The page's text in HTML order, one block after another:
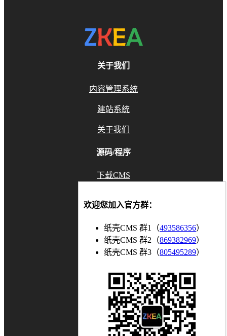
欢迎您加入官方群：
纸壳CMS 群1（493586356）
纸壳CMS 群2（869382969）
纸壳CMS 群3（805495289）
关于我们
内容管理系统
建站系统
关于我们
源码/程序
下载CMS
Gitee
联系我们
知乎
博客
bilibili
微信公众号